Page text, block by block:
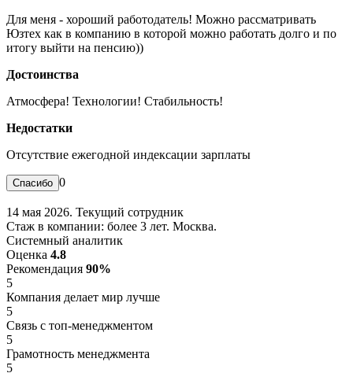
Для меня - хороший работодатель! Можно рассматривать
Юзтех как в компанию в которой можно работать долго и по
итогу выйти на пенсию))
Достоинства
Атмосфера! Технологии! Стабильность!
Недостатки
Отсутствие ежегодной индексации зарплаты
0
14 мая 2026. Текущий сотрудник
Стаж в компании: более 3 лет. Москва.
Системный аналитик
Оценка 4.8
Рекомендация 90%
5
Компания делает мир лучше
5
Связь с топ-менеджментом
5
Грамотность менеджмента
5